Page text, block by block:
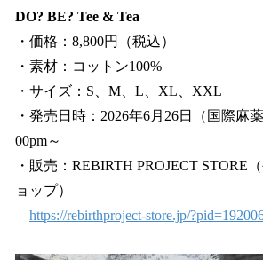
DO? BE? Tee & Tea
・価格：8,800円（税込）
・素材：コットン100%
・サイズ：S、M、L、XL、XXL
・発売日時：2026年6月26日（国際麻
00pm～
・販売：REBIRTH PROJECT STORE
ョップ）
https://rebirthproject-store.jp/